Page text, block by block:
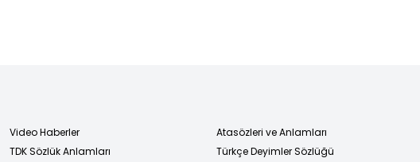
Video Haberler
TDK Sözlük Anlamları
Atasözleri ve Anlamları
Türkçe Deyimler Sözlüğü